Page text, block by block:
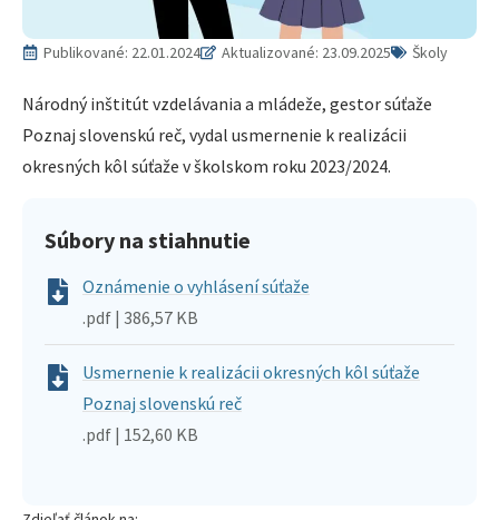
Publikované: 22.01.2024 Aktualizované: 23.09.2025 Školy
Národný inštitút vzdelávania a mládeže, gestor súťaže
Poznaj slovenskú reč, vydal usmernenie k realizácii
okresných kôl súťaže v školskom roku 2023/2024.
Súbory na stiahnutie
Oznámenie o vyhlásení súťaže
.pdf | 386,57 KB
Usmernenie k realizácii okresných kôl súťaže
Poznaj slovenskú reč
.pdf | 152,60 KB